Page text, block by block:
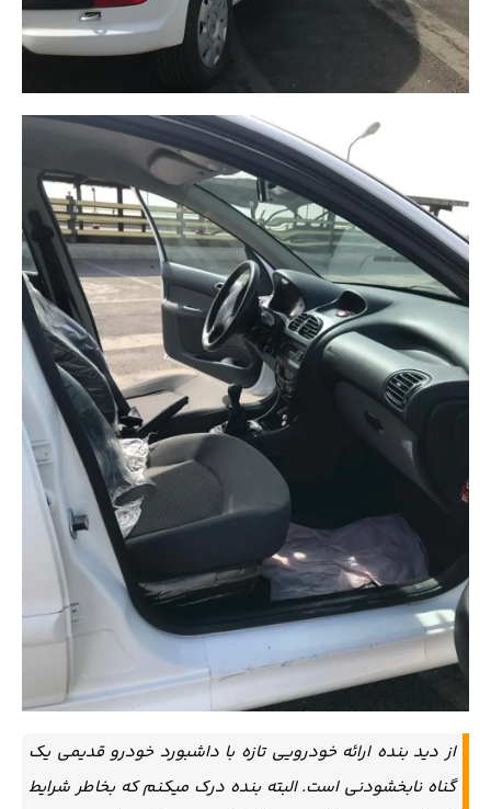
از دید بنده ارائه خودرویی تازه با داشبورد خودرو قدیمی یک
گناه نابخشودنی است. البته بنده درک میکنم که بخاطر شرایط